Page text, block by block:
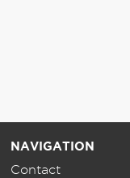
NAVIGATION
Contact